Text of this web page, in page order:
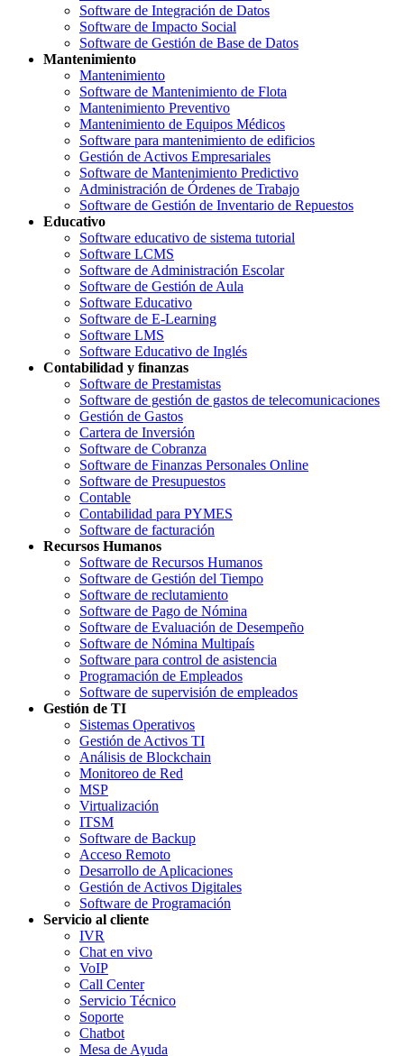
Software de Integración de Datos
Software de Impacto Social
Software de Gestión de Base de Datos
Mantenimiento
Mantenimiento
Software de Mantenimiento de Flota
Mantenimiento Preventivo
Mantenimiento de Equipos Médicos
Software para mantenimiento de edificios
Gestión de Activos Empresariales
Software de Mantenimiento Predictivo
Administración de Órdenes de Trabajo
Software de Gestión de Inventario de Repuestos
Educativo
Software educativo de sistema tutorial
Software LCMS
Software de Administración Escolar
Software de Gestión de Aula
Software Educativo
Software de E-Learning
Software LMS
Software Educativo de Inglés
Contabilidad y finanzas
Software de Prestamistas
Software de gestión de gastos de telecomunicaciones
Gestión de Gastos
Cartera de Inversión
Software de Cobranza
Software de Finanzas Personales Online
Software de Presupuestos
Contable
Contabilidad para PYMES
Software de facturación
Recursos Humanos
Software de Recursos Humanos
Software de Gestión del Tiempo
Software de reclutamiento
Software de Pago de Nómina
Software de Evaluación de Desempeño
Software de Nómina Multipaís
Software para control de asistencia
Programación de Empleados
Software de supervisión de empleados
Gestión de TI
Sistemas Operativos
Gestión de Activos TI
Análisis de Blockchain
Monitoreo de Red
MSP
Virtualización
ITSM
Software de Backup
Acceso Remoto
Desarrollo de Aplicaciones
Gestión de Activos Digitales
Software de Programación
Servicio al cliente
IVR
Chat en vivo
VoIP
Call Center
Servicio Técnico
Soporte
Chatbot
Mesa de Ayuda